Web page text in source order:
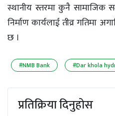
स्थानीय स्तरमा कुनै
निर्माण कार्यलाई तीव्र गतिमा
छ ।
#NMB Bank #Dar khola
प्रतिक्रिया दिनुहोस